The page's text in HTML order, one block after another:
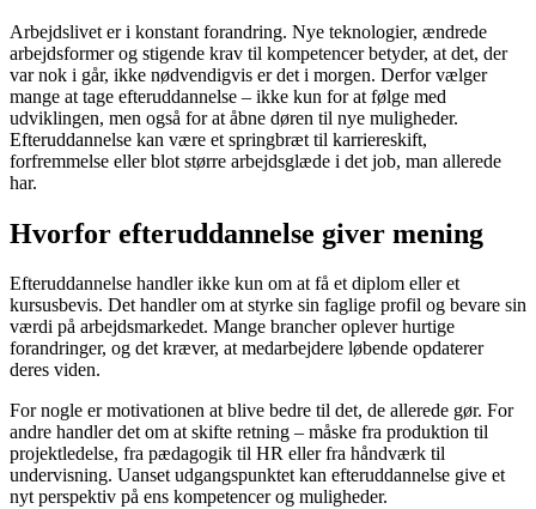
Arbejdslivet er i konstant forandring. Nye teknologier, ændrede
arbejdsformer og stigende krav til kompetencer betyder, at det, der
var nok i går, ikke nødvendigvis er det i morgen. Derfor vælger
mange at tage efteruddannelse – ikke kun for at følge med
udviklingen, men også for at åbne døren til nye muligheder.
Efteruddannelse kan være et springbræt til karriereskift,
forfremmelse eller blot større arbejdsglæde i det job, man allerede
har.
Hvorfor efteruddannelse giver mening
Efteruddannelse handler ikke kun om at få et diplom eller et
kursusbevis. Det handler om at styrke sin faglige profil og bevare sin
værdi på arbejdsmarkedet. Mange brancher oplever hurtige
forandringer, og det kræver, at medarbejdere løbende opdaterer
deres viden.
For nogle er motivationen at blive bedre til det, de allerede gør. For
andre handler det om at skifte retning – måske fra produktion til
projektledelse, fra pædagogik til HR eller fra håndværk til
undervisning. Uanset udgangspunktet kan efteruddannelse give et
nyt perspektiv på ens kompetencer og muligheder.